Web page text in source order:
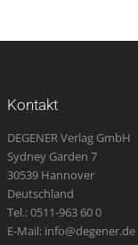
Kontakt
DEGENER Verlag GmbH
Sydney Garden 7
30539 Hannover
Deutschland
Tel.: 0511-963 60 0
E-Mail: info@degener.de